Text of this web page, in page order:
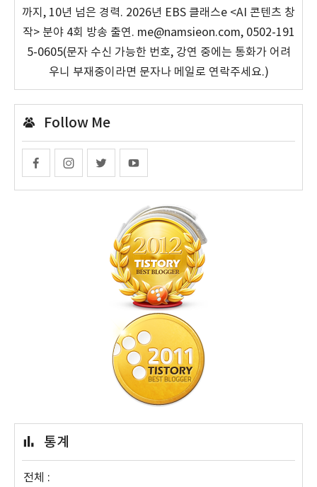
까지, 10년 넘은 경력. 2026년 EBS 클래스e <AI 콘텐츠 창
작> 분야 4회 방송 출연. me@namsieon.com, 0502-191
5-0605(문자 수신 가능한 번호, 강연 중에는 통화가 어려
우니 부재중이라면 문자나 메일로 연락주세요.)
Follow Me
통계
전체 :